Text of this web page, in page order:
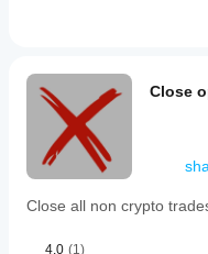
Close
Close all non crypto
4.0 (1)